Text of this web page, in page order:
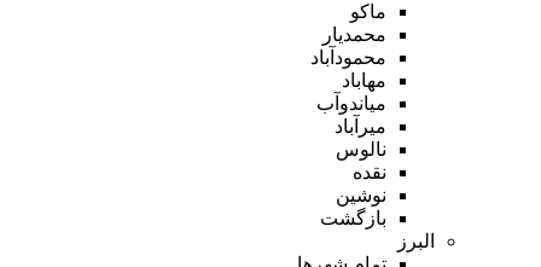
ماکو
محمدیار
محمودآباد
مهاباد
میاندوآب
میرآباد
نالوس
نقده
نوشین
بازگشت
البرز